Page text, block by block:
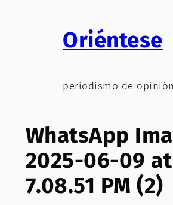
Oriéntese
periodismo de opinión
WhatsApp
2025-06-09 at
7.08.51 PM (2)